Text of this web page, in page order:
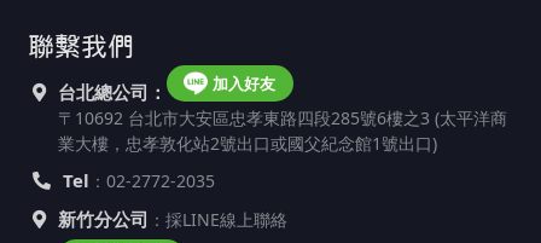
聯繫我們
台北總公司： 加入好友
〒10692 台北市大安區忠孝東路四段285號6樓之3 (太平洋商
業大樓，忠孝敦化站2號出口或國父紀念館1號出口)
Tel ：02-2772-2035
新竹分公司 ：採LINE線上聯絡